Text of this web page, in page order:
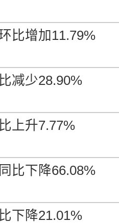
比增加11.79%
减少28.90%
上升7.77%
比下降66.08%
下降21.01%